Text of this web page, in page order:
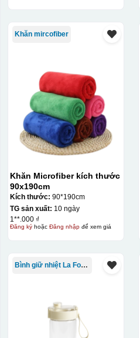
Khăn mircofiber
Khăn Microfiber kích thước
90x190cm
Kích thước: 90*190cm
TG sản xuất: 10 ngày
1**.000 ₫
Đăng kýhoặc Đăng nhậpđể xem giá
Bình giữ nhiệt La Fonte